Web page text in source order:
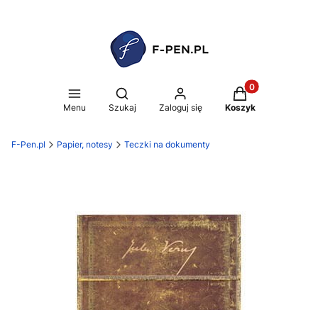
Menu
Otwórz wyszukiwarkę
Szukaj Zaloguj się
Produkty w
Koszyk
F-Pen.pl Papier, notesy Teczki na dokumenty